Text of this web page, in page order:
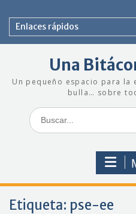
contenido
Enlaces rápidos
Una
Un pequeño espacio para la
bulla… sobre
Buscar:
Etiqueta: pse-ee